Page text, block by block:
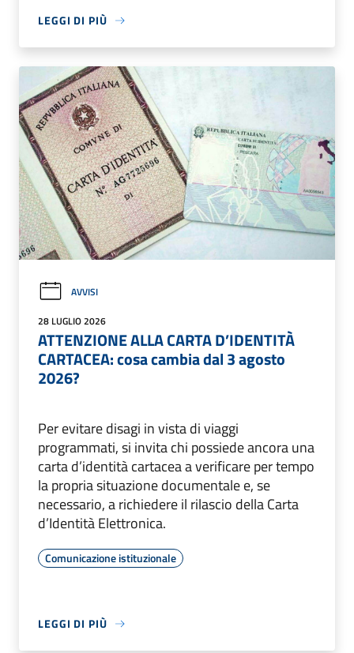
LEGGI DI PIÙ
AVVISI
28 LUGLIO 2026
ATTENZIONE ALLA CARTA D’IDENTITÀ
CARTACEA: cosa cambia dal 3 agosto
2026?
Per evitare disagi in vista di viaggi
programmati, si invita chi possiede ancora una
carta d’identità cartacea a verificare per tempo
la propria situazione documentale e, se
necessario, a richiedere il rilascio della Carta
d’Identità Elettronica.
Comunicazione istituzionale
LEGGI DI PIÙ